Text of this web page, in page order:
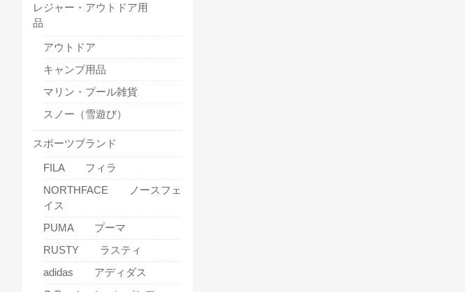
レジャー・アウトドア用
品
アウトドア
キャンプ用品
マリン・プール雑貨
スノー（雪遊び）
スポーツブランド
FILA フィラ
NORTHFACE ノースフェ
イス
PUMA プーマ
RUSTY ラスティ
adidas アディダス